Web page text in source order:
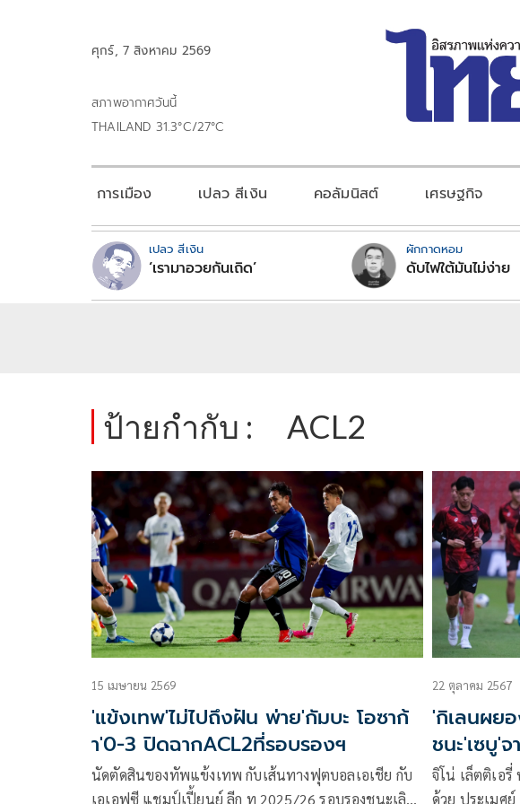
ศุกร์, 7 สิงหาคม 2569
สภาพอากาศวันนี้
THAILAND 31.3°C/27°C
การเมือง เปลว สีเงิน คอลัมนิสต์ เศรษฐกิจ
เปลว สีเงิน
‘เรามาอวยกันเถิด’
ผักกาดหอม
ดับไฟใต้มันไม่ง่าย
ป้ายกำกับ : ACL2
15 เมษายน 2569
'แข้งเทพ'ไม่ไปถึงฝัน พ่าย'กัมบะ โอซาก้
า'0-3 ปิดฉากACL2ที่รอบรองฯ
นัดตัดสินของทัพแข้งเทพ กับเส้นทางฟุตบอลเอเชีย กับ
เอเอฟซี แชมป์เปี้ยนย์ ลีก ทู 2025/26 รอบรองชนะเลิศ
22 ตุลาคม 2567
'กิเลนผย
ชนะ'เซบู'
จิโน่ เล็ตติเอ
ด้วย ประเมศย์